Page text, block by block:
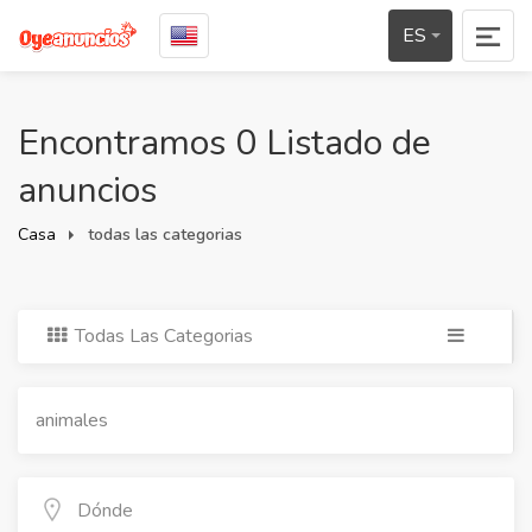
ES
Encontramos 0 Listado de
anuncios
Casa todas las categorias
Todas Las Categorias